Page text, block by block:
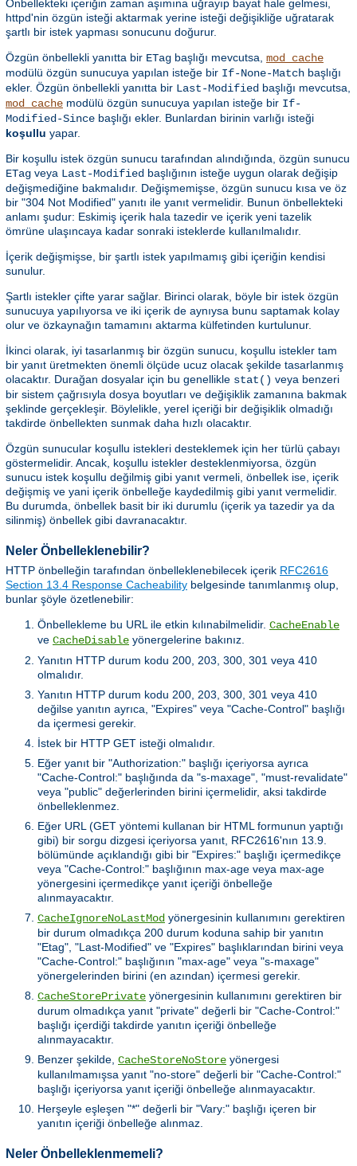
Önbellekteki içeriğin zaman aşımına uğrayıp bayat hale gelmesi,
httpd'nin özgün isteği aktarmak yerine isteği değişikliğe uğratarak
şartlı bir istek yapması sonucunu doğurur.
Özgün önbellekli yanıtta bir ETag başlığı mevcutsa, mod_cache
modülü özgün sunucuya yapılan isteğe bir If-None-Match başlığı
ekler. Özgün önbellekli yanıtta bir Last-Modified başlığı mevcutsa,
mod_cache modülü özgün sunucuya yapılan isteğe bir If-
Modified-Since başlığı ekler. Bunlardan birinin varlığı isteği
koşullu yapar.
Bir koşullu istek özgün sunucu tarafından alındığında, özgün sunucu
ETag veya Last-Modified başlığının isteğe uygun olarak değişip
değişmediğine bakmalıdır. Değişmemişse, özgün sunucu kısa ve öz
bir "304 Not Modified" yanıtı ile yanıt vermelidir. Bunun önbellekteki
anlamı şudur: Eskimiş içerik hala tazedir ve içerik yeni tazelik
ömrüne ulaşıncaya kadar sonraki isteklerde kullanılmalıdır.
İçerik değişmişse, bir şartlı istek yapılmamış gibi içeriğin kendisi
sunulur.
Şartlı istekler çifte yarar sağlar. Birinci olarak, böyle bir istek özgün
sunucuya yapılıyorsa ve iki içerik de aynıysa bunu saptamak kolay
olur ve özkaynağın tamamını aktarma külfetinden kurtulunur.
İkinci olarak, iyi tasarlanmış bir özgün sunucu, koşullu istekler tam
bir yanıt üretmekten önemli ölçüde ucuz olacak şekilde tasarlanmış
olacaktır. Durağan dosyalar için bu genellikle stat() veya benzeri
bir sistem çağrısıyla dosya boyutları ve değişiklik zamanına bakmak
şeklinde gerçekleşir. Böylelikle, yerel içeriği bir değişiklik olmadığı
takdirde önbellekten sunmak daha hızlı olacaktır.
Özgün sunucular koşullu istekleri desteklemek için her türlü çabayı
göstermelidir. Ancak, koşullu istekler desteklenmiyorsa, özgün
sunucu istek koşullu değilmiş gibi yanıt vermeli, önbellek ise, içerik
değişmiş ve yani içerik önbelleğe kaydedilmiş gibi yanıt vermelidir.
Bu durumda, önbellek basit bir iki durumlu (içerik ya tazedir ya da
silinmiş) önbellek gibi davranacaktır.
Neler Önbelleklenebilir?
HTTP önbelleğin tarafından önbelleklenebilecek içerik RFC2616
Section 13.4 Response Cacheability belgesinde tanımlanmış olup,
bunlar şöyle özetlenebilir:
Önbellekleme bu URL ile etkin kılınabilmelidir. CacheEnable
ve CacheDisable yönergelerine bakınız.
Yanıtın HTTP durum kodu 200, 203, 300, 301 veya 410
olmalıdır.
Yanıtın HTTP durum kodu 200, 203, 300, 301 veya 410
değilse yanıtın ayrıca, "Expires" veya "Cache-Control" başlığı
da içermesi gerekir.
İstek bir HTTP GET isteği olmalıdır.
Eğer yanıt bir "Authorization:" başlığı içeriyorsa ayrıca
"Cache-Control:" başlığında da "s-maxage", "must-revalidate"
veya "public" değerlerinden birini içermelidir, aksi takdirde
önbelleklenmez.
Eğer URL (GET yöntemi kullanan bir HTML formunun yaptığı
gibi) bir sorgu dizgesi içeriyorsa yanıt, RFC2616'nın 13.9.
bölümünde açıklandığı gibi bir "Expires:" başlığı içermedikçe
veya "Cache-Control:" başlığının max-age veya max-age
yönergesini içermedikçe yanıt içeriği önbelleğe
alınmayacaktır.
CacheIgnoreNoLastMod yönergesinin kullanımını gerektiren
bir durum olmadıkça 200 durum koduna sahip bir yanıtın
"Etag", "Last-Modified" ve "Expires" başlıklarından birini veya
"Cache-Control:" başlığının "max-age" veya "s-maxage"
yönergelerinden birini (en azından) içermesi gerekir.
CacheStorePrivate yönergesinin kullanımını gerektiren bir
durum olmadıkça yanıt "private" değerli bir "Cache-Control:"
başlığı içerdiği takdirde yanıtın içeriği önbelleğe
alınmayacaktır.
Benzer şekilde, CacheStoreNoStore yönergesi
kullanılmamışsa yanıt "no-store" değerli bir "Cache-Control:"
başlığı içeriyorsa yanıt içeriği önbelleğe alınmayacaktır.
Herşeyle eşleşen "*" değerli bir "Vary:" başlığı içeren bir
yanıtın içeriği önbelleğe alınmaz.
Neler Önbelleklenmemeli?